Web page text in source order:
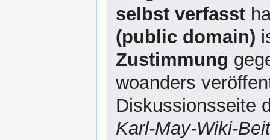
selbst verfasst
(public domain)
Zustimmung
woanders
Diskussionsseite
Karl-May-Wiki-